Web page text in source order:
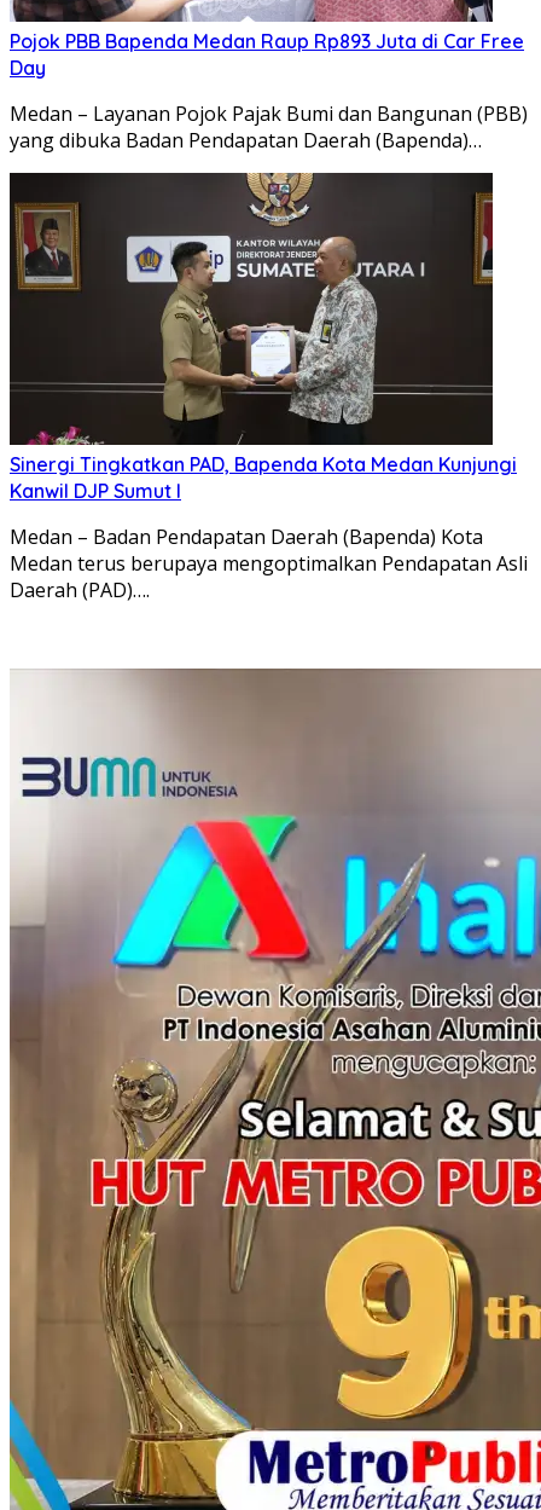
Pojok PBB Bapenda Medan Raup Rp893 Juta di Car Free
Day
Medan – Layanan Pojok Pajak Bumi dan Bangunan (PBB)
yang dibuka Badan Pendapatan Daerah (Bapenda)…
Sinergi Tingkatkan PAD, Bapenda Kota Medan Kunjungi
Kanwil DJP Sumut I
Medan – Badan Pendapatan Daerah (Bapenda) Kota
Medan terus berupaya mengoptimalkan Pendapatan Asli
Daerah (PAD)….